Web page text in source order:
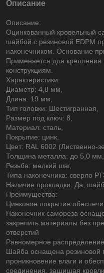
Описание
Описание:
Оцинкованный кровельный
шайбой c резиновой EDPM
наконечником. Основание
Применяется для
конструкциям.
Характеристики:
Диаметр: 4,8 мм,
Длина: 19 мм,
Тип головки: Шестигранная,
Размер под ключ: 8,
Материал: сталь,
Покрытие: цинк,
Цвет: RAL 6002 (Лиственно-
Толщина металла: до 5,0 мм,
Резьба: мелкий шаг,
Типа наконечника: сверло
Наличие прокладки: Да,
Преимущества:
Цинковое покрытие
Наконечник самореза
закрепить материалы без
отверстий
Равномерное
Шайба оснащена резиновой
проникновение влаги и
соединения, защищая